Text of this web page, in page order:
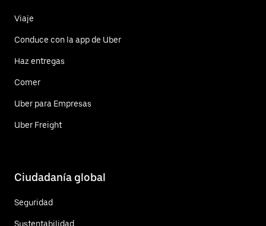
Viaje
Conduce con la app de Uber
Haz entregas
Comer
Uber para Empresas
Uber Freight
Ciudadanía global
Seguridad
Sustentabilidad